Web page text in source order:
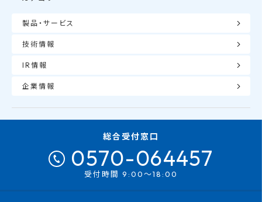
製品・サービス
技術情報
IR情報
企業情報
総合受付窓口
0570-064457
受付時間 9:00～18:00